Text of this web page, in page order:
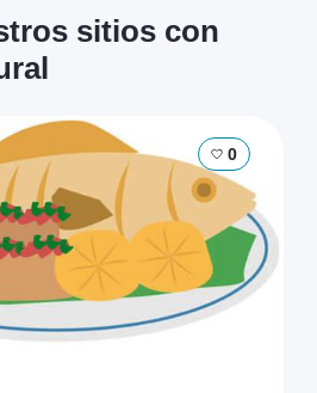
sitios con
0